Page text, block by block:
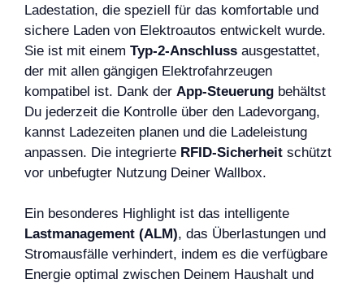
Ladestation, die speziell für das komfortable und
sichere Laden von Elektroautos entwickelt wurde.
Sie ist mit einem Typ-2-Anschluss ausgestattet,
der mit allen gängigen Elektrofahrzeugen
kompatibel ist. Dank der App-Steuerung behältst
Du jederzeit die Kontrolle über den Ladevorgang,
kannst Ladezeiten planen und die Ladeleistung
anpassen. Die integrierte RFID-Sicherheit schützt
vor unbefugter Nutzung Deiner Wallbox.
Ein besonderes Highlight ist das intelligente
Lastmanagement (ALM), das Überlastungen und
Stromausfälle verhindert, indem es die verfügbare
Energie optimal zwischen Deinem Haushalt und